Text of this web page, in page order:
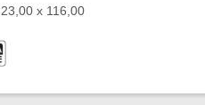
23,00 x 116,00